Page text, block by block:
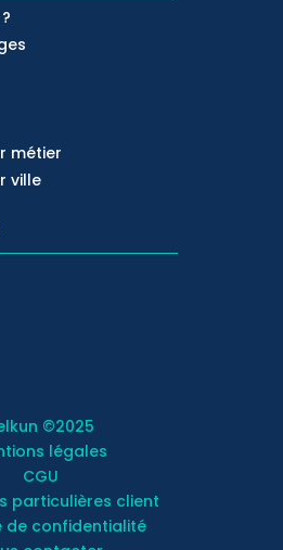
métier
ville
©2025
légales
CGU
particulières client
de confidentialité